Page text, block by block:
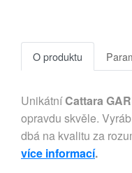
O produktu
UnikátníCattara
opravdu skvěle.
dbá na kvalitu za
více informací.